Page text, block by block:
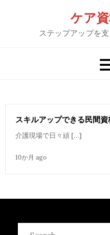
ケア
ステップアップを
スキルアップできる民間資
介護現場で日々頑 […]
10か月 ago